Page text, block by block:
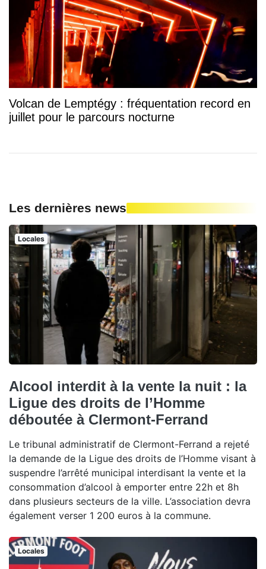
Volcan de Lemptégy : fréquentation record en
juillet pour le parcours nocturne
Les dernières news
Locales
Alcool interdit à la vente la nuit : la
Ligue des droits de l’Homme
déboutée à Clermont-Ferrand
Le tribunal administratif de Clermont-Ferrand a rejeté
la demande de la Ligue des droits de l’Homme visant à
suspendre l’arrêté municipal interdisant la vente et la
consommation d’alcool à emporter entre 22h et 8h
dans plusieurs secteurs de la ville. L’association devra
également verser 1 200 euros à la commune.
Locales